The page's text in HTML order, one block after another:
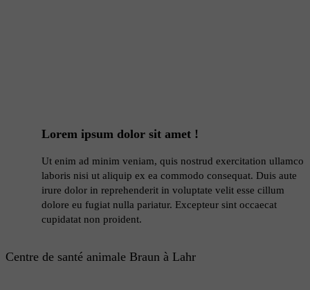
Lorem ipsum dolor sit amet !
Ut enim ad minim veniam, quis nostrud exercitation ullamco
laboris nisi ut aliquip ex ea commodo consequat. Duis aute
irure dolor in reprehenderit in voluptate velit esse cillum
dolore eu fugiat nulla pariatur. Excepteur sint occaecat
cupidatat non proident.
Centre de santé animale Braun à Lahr